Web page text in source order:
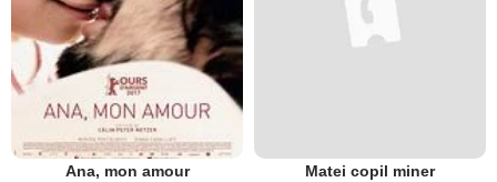
Ana, mon amour Matei copil miner